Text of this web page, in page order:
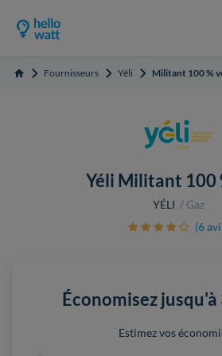
Accueil Fournisseurs Yéli Militant 100 %
Yéli Militant 100
YÉLI
Gaz
(6
Économisez jusqu'à
Estimez vos